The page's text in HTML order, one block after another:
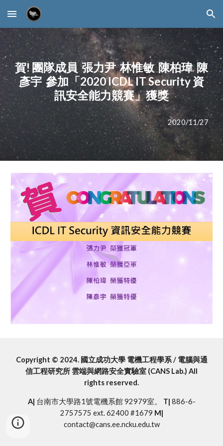
Skip to main content Skip to navigation
賀! 團隊成員  張力尹  林惟敏  陳柏瑋  陳
彥宇  參加「2020 ICDL IT Security 資
訊安全能力競賽」獲獎
2020/11/27
Copyright © 2024. 國立成功大學 電機工程學系 / 電腦與通
信工程研究所 雲端與網路安全實驗室 (CANS Lab.) All
rights reserved.
A| 台南市大學路1號電機系館 92979室。 T| 886-6-
2757575 ext. 62400 #1679 M|
contact@cans.ee.ncku.edu.tw